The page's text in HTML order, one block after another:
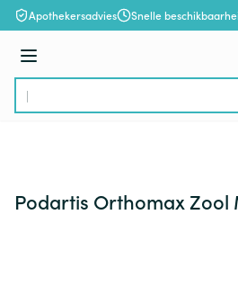
Ga naar de inhoud
Apothekersadvies Snelle
Menu
Product, merk, categorie...
Podartis Orthomax Zool